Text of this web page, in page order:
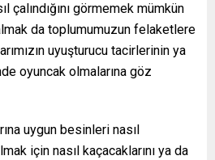
çalındığını görmemek mümkün
da toplumumuzun felaketlere
uyuşturucu tacirlerinin ya
oyuncak olmalarına göz
uygun besinleri nasıl
için nasıl kaçacaklarını ya da